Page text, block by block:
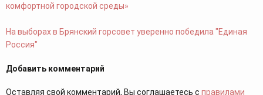
комфортной городской среды»
На выборах в Брянский горсовет уверенно победила "Единая
Россия"
Добавить комментарий
Оставляя свой комментарий, Вы соглашаетесь с правилами